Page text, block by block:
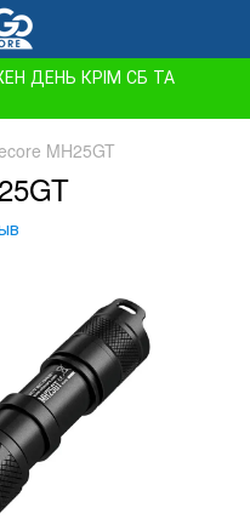
ДЕНЬ КРІМ СБ ТА
MH25GT